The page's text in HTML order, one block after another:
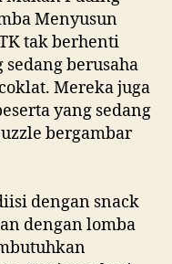
Menyusun
tak berhenti
berusaha
Mereka juga
yang sedang
bergambar
dengan snack
dengan lomba